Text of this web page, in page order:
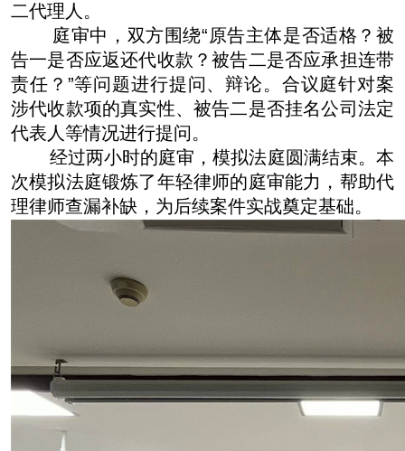
二代理人。
庭审中，双方围绕“原告主体是否适格？被
告一是否应返还代收款？被告二是否应承担连带
责任？”等问题进行提问、辩论。合议庭针对案
涉代收款项的真实性、被告二是否挂名公司法定
代表人等情况进行提问。
经过两小时的庭审，模拟法庭圆满结束。本
次模拟法庭锻炼了年轻律师的庭审能力，帮助代
理律师查漏补缺，为后续案件实战奠定基础。